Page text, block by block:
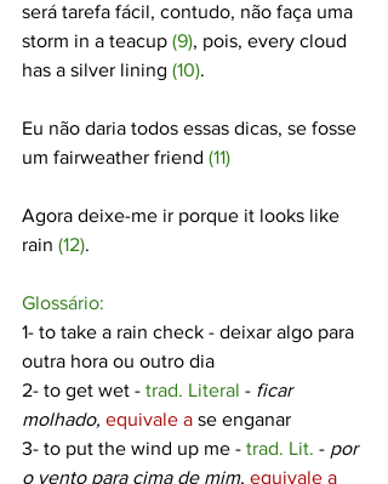
será tarefa fácil, contudo, não faça uma
storm in a teacup (9), pois, every cloud
has a silver lining (10).
Eu não daria todos essas dicas, se fosse
um fairweather friend (11)
Agora deixe-me ir porque it looks like
rain (12).
Glossário:
1- to take a rain check - deixar algo para
outra hora ou outro dia
2- to get wet - trad. Literal - ficar
molhado, equivale a se enganar
3- to put the wind up me - trad. Lit. - por
o vento para cima de mim, equivale a